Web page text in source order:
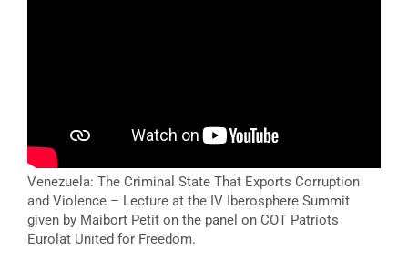
Venezuela: The Criminal State That Exports Corruption
and Violence – Lecture at the IV Iberosphere Summit
given by Maibort Petit on the panel on COT Patriots
Eurolat United for Freedom.